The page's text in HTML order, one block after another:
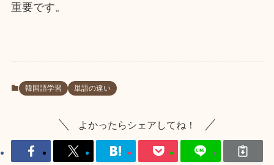
重要です。
韓国語学習 単語の違い
よかったらシェアしてね！